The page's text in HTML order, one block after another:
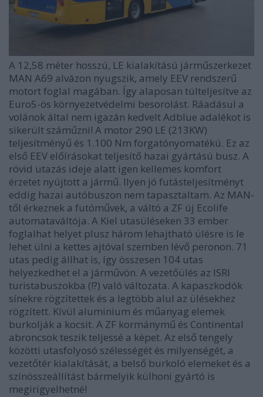
A 12,58 méter hosszú, LE kialakítású járműszerkezet
MAN A69 alvázon nyugszik, amely EEV rendszerű
motort foglal magában. Így alaposan túlteljesítve az
Euro5-ös környezetvédelmi besorolást. Ráadásul a
volánok által nem igazán kedvelt Adblue adalékot is
sikerült száműzni! A motor 290 LE (213KW)
teljesítményű és 1.100 Nm forgatónyomatékú. Ez az
első EEV előírásokat teljesítő hazai gyártású busz. A
rövid utazás ideje alatt igen kellemes komfort
érzetet nyújtott a jármű. Ilyen jó futásteljesítményt
eddig hazai autóbuszon nem tapasztaltam. Az MAN-
től érkeznek a futóművek, a váltó a ZF új Ecolife
automataváltója. A Kiel utasüléseken 33 ember
foglalhat helyet plusz három lehajtható ülésre is le
lehet ülni a kettes ajtóval szemben lévő peronon. 71
utas pedig állhat is, így összesen 104 utas
helyezkedhet el a járművön. A vezetőülés az ISRI
turistabuszokba (!?) való változata. A kapaszkodók
sínekre rögzítettek és a legtöbb alul az ülésekhez
rögzített. Kívül aluminium és műanyag elemek
burkolják a kocsit. A ZF kormánymű és Continental
abroncsok teszik teljessé a képet. Az első tengely
közötti utasfolyosó szélességét és milyenségét, a
vezetőtér kialakítását, a belső burkoló elemeket és a
színösszeállítást bármelyik külhoni gyártó is
megirigyelhetné!